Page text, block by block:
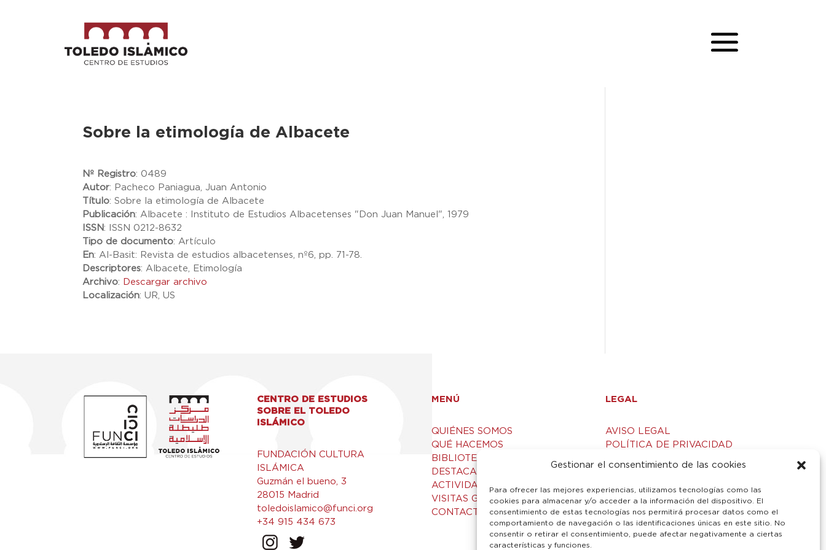
Gestionar el consentimiento de las cookies
Para ofrecer las mejores experiencias, utilizamos tecnologías como las
cookies para almacenar y/o acceder a la información del dispositivo. El
consentimiento de estas tecnologías nos permitirá procesar datos como el
comportamiento de navegación o las identificaciones únicas en este sitio. No
consentir o retirar el consentimiento, puede afectar negativamente a ciertas
características y funciones.
Sobre la etimología de Albacete
Nº Registro:0489
Autor: Pacheco Paniagua, Juan Antonio
Título:Sobre la etimología de Albacete
Publicación:Albacete : Instituto de Estudios Albacetenses "Don Juan Manuel", 1979
ISSN:
ISSN 0212-8632
Tipo de documento:Artículo
En:Al-Basit: Revista de estudios albacetenses, nº6, pp. 71-78.
Descriptores:Albacete, Etimología
Archivo: Descargar archivo
Localización:UR, US
CENTRO DE ESTUDIOS
SOBRE EL TOLEDO
ISLÁMICO
FUNDACIÓN CULTURA
ISLÁMICA
Guzmán el bueno, 3
28015 Madrid
toledoislamico@funci.org
+34 915 434 673
MENÚ
QUIÉNES SOMOS
QUÉ HACEMOS
BIBLIOTECA Y RECURSOS
DESTACADOS
ACTIVIDADES
VISITAS GUIADAS
CONTACTO
LEGAL
AVISO LEGAL
POLÍTICA DE PRIVACIDAD